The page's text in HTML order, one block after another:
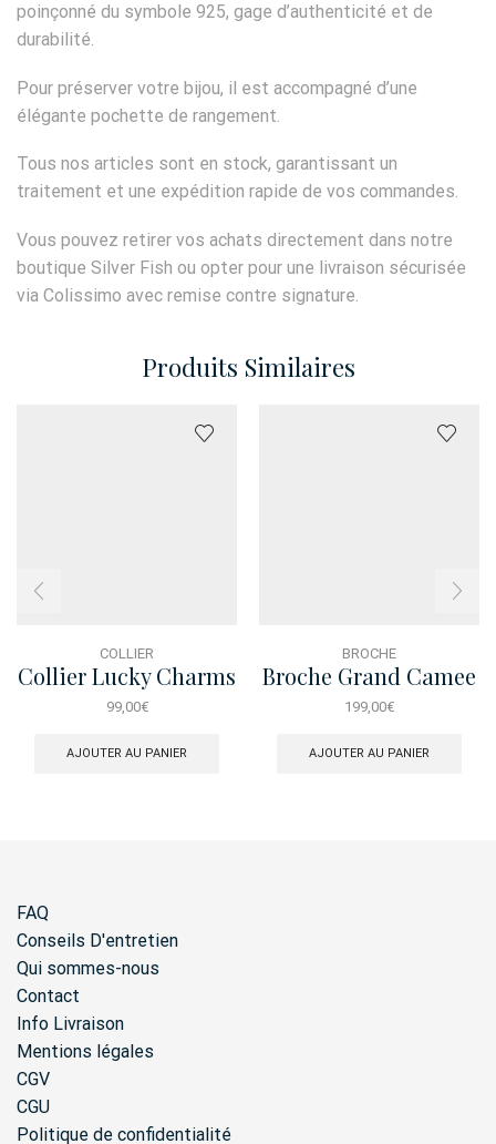
poinçonné du symbole 925, gage d’authenticité et de
durabilité.
Pour préserver votre bijou, il est accompagné d’une
élégante pochette de rangement.
Tous nos articles sont en stock, garantissant un
traitement et une expédition rapide de vos commandes.
Vous pouvez retirer vos achats directement dans notre
boutique Silver Fish ou opter pour une livraison sécurisée
via Colissimo avec remise contre signature.
Produits Similaires
COLLIER
Collier Lucky Charms
Dore
99,00€
AJOUTER AU PANIER
BROCHE
Broche Grand Camee
Dore Petits Anges
199,00€
AJOUTER AU PANIER
FAQ
Conseils D'entretien
Qui sommes-nous
Contact
Info Livraison
Mentions légales
CGV
CGU
Politique de confidentialité